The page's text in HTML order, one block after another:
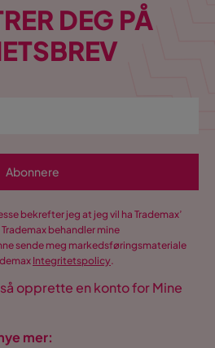
DEG PÅ
Abonnere
bekrefter jeg at jeg vil ha Trademax’
behandler mine
sende meg markedsføringsmateriale
Integritetspolicy.
opprette en konto for Mine
mer: